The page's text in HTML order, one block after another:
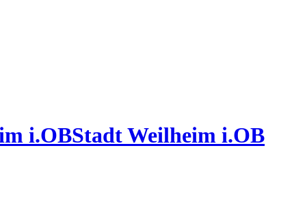
Stadt Weilheim i.OB